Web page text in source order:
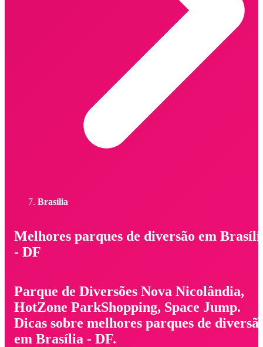
Brasília
Melhores parques de diversão em
- DF
Parque de Diversões Nova Nicolândia,
HotZone ParkShopping, Space Jump.
Dicas sobre melhores parques de
em Brasília - DF.